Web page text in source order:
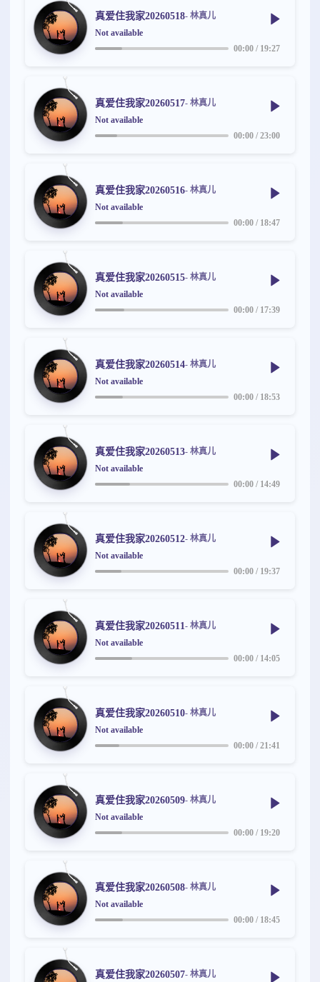
真爱住我家20260518- 林真儿
Not available
00:00 / 19:27
真爱住我家20260517- 林真儿
Not available
00:00 /23:00
真爱住我家20260516- 林真儿
Not available
00:00 / 18:47
真爱住我家20260515- 林真儿
Not available
00:00 / 17:39
真爱住我家20260514- 林真儿
Not available
00:00 / 18:53
真爱住我家20260513- 林真儿
Not available
00:00 / 14:49
真爱住我家20260512- 林真儿
Not available
00:00 / 19:37
真爱住我家20260511- 林真儿
Not available
00:00 / 14:05
真爱住我家20260510- 林真儿
Not available
00:00 /21:41
真爱住我家20260509- 林真儿
Not available
00:00 / 19:20
真爱住我家20260508- 林真儿
Not available
00:00 / 18:45
真爱住我家20260507- 林真儿